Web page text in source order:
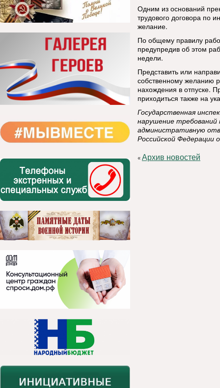
Одним из оснований
трудового договора по
желание.
По общему правилу
предупредив об этом
недели.
Представить или
собственному желанию
нахождения в отпуске.
приходиться также на
Государственная
нарушение требований
административную
Российской Федерации
«Архив новостей